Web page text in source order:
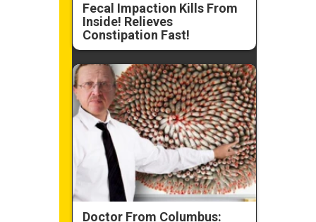
Fecal Impaction Kills From
Inside! Relieves
Constipation Fast!
Doctor From Columbus: